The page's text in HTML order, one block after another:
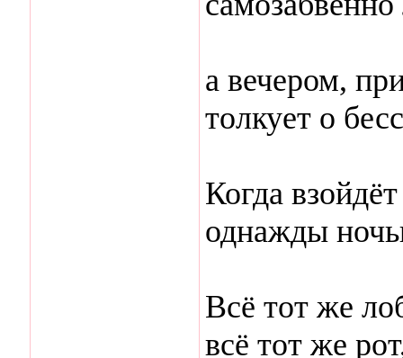
а вечером,
толкует о
Когда
однажды
Всё тот же
всё тот же